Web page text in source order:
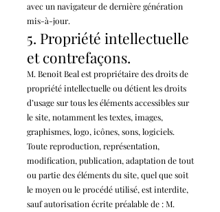
avec un navigateur de dernière génération
mis-à-jour.
5. Propriété intellectuelle
et contrefaçons.
M. Benoit Beal est propriétaire des droits de
propriété intellectuelle ou détient les droits
d’usage sur tous les éléments accessibles sur
le site, notamment les textes, images,
graphismes, logo, icônes, sons, logiciels.
Toute reproduction, représentation,
modification, publication, adaptation de tout
ou partie des éléments du site, quel que soit
le moyen ou le procédé utilisé, est interdite,
sauf autorisation écrite préalable de : M.